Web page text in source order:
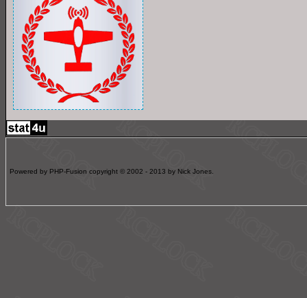
Powered by PHP-Fusion copyright © 2002 - 2013 by Nick Jones.